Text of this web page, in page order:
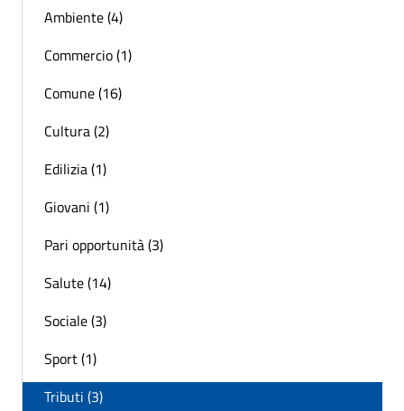
Ambiente (4)
Commercio (1)
Comune (16)
Cultura (2)
Edilizia (1)
Giovani (1)
Pari opportunità (3)
Salute (14)
Sociale (3)
Sport (1)
Tributi (3)